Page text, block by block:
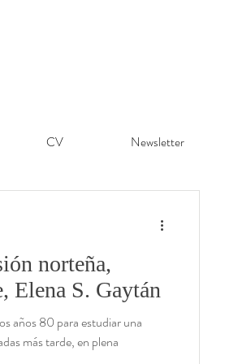
CV Newsletter
norteña,
Elena S. Gaytán
años 80 para estudiar una
más tarde, en plena